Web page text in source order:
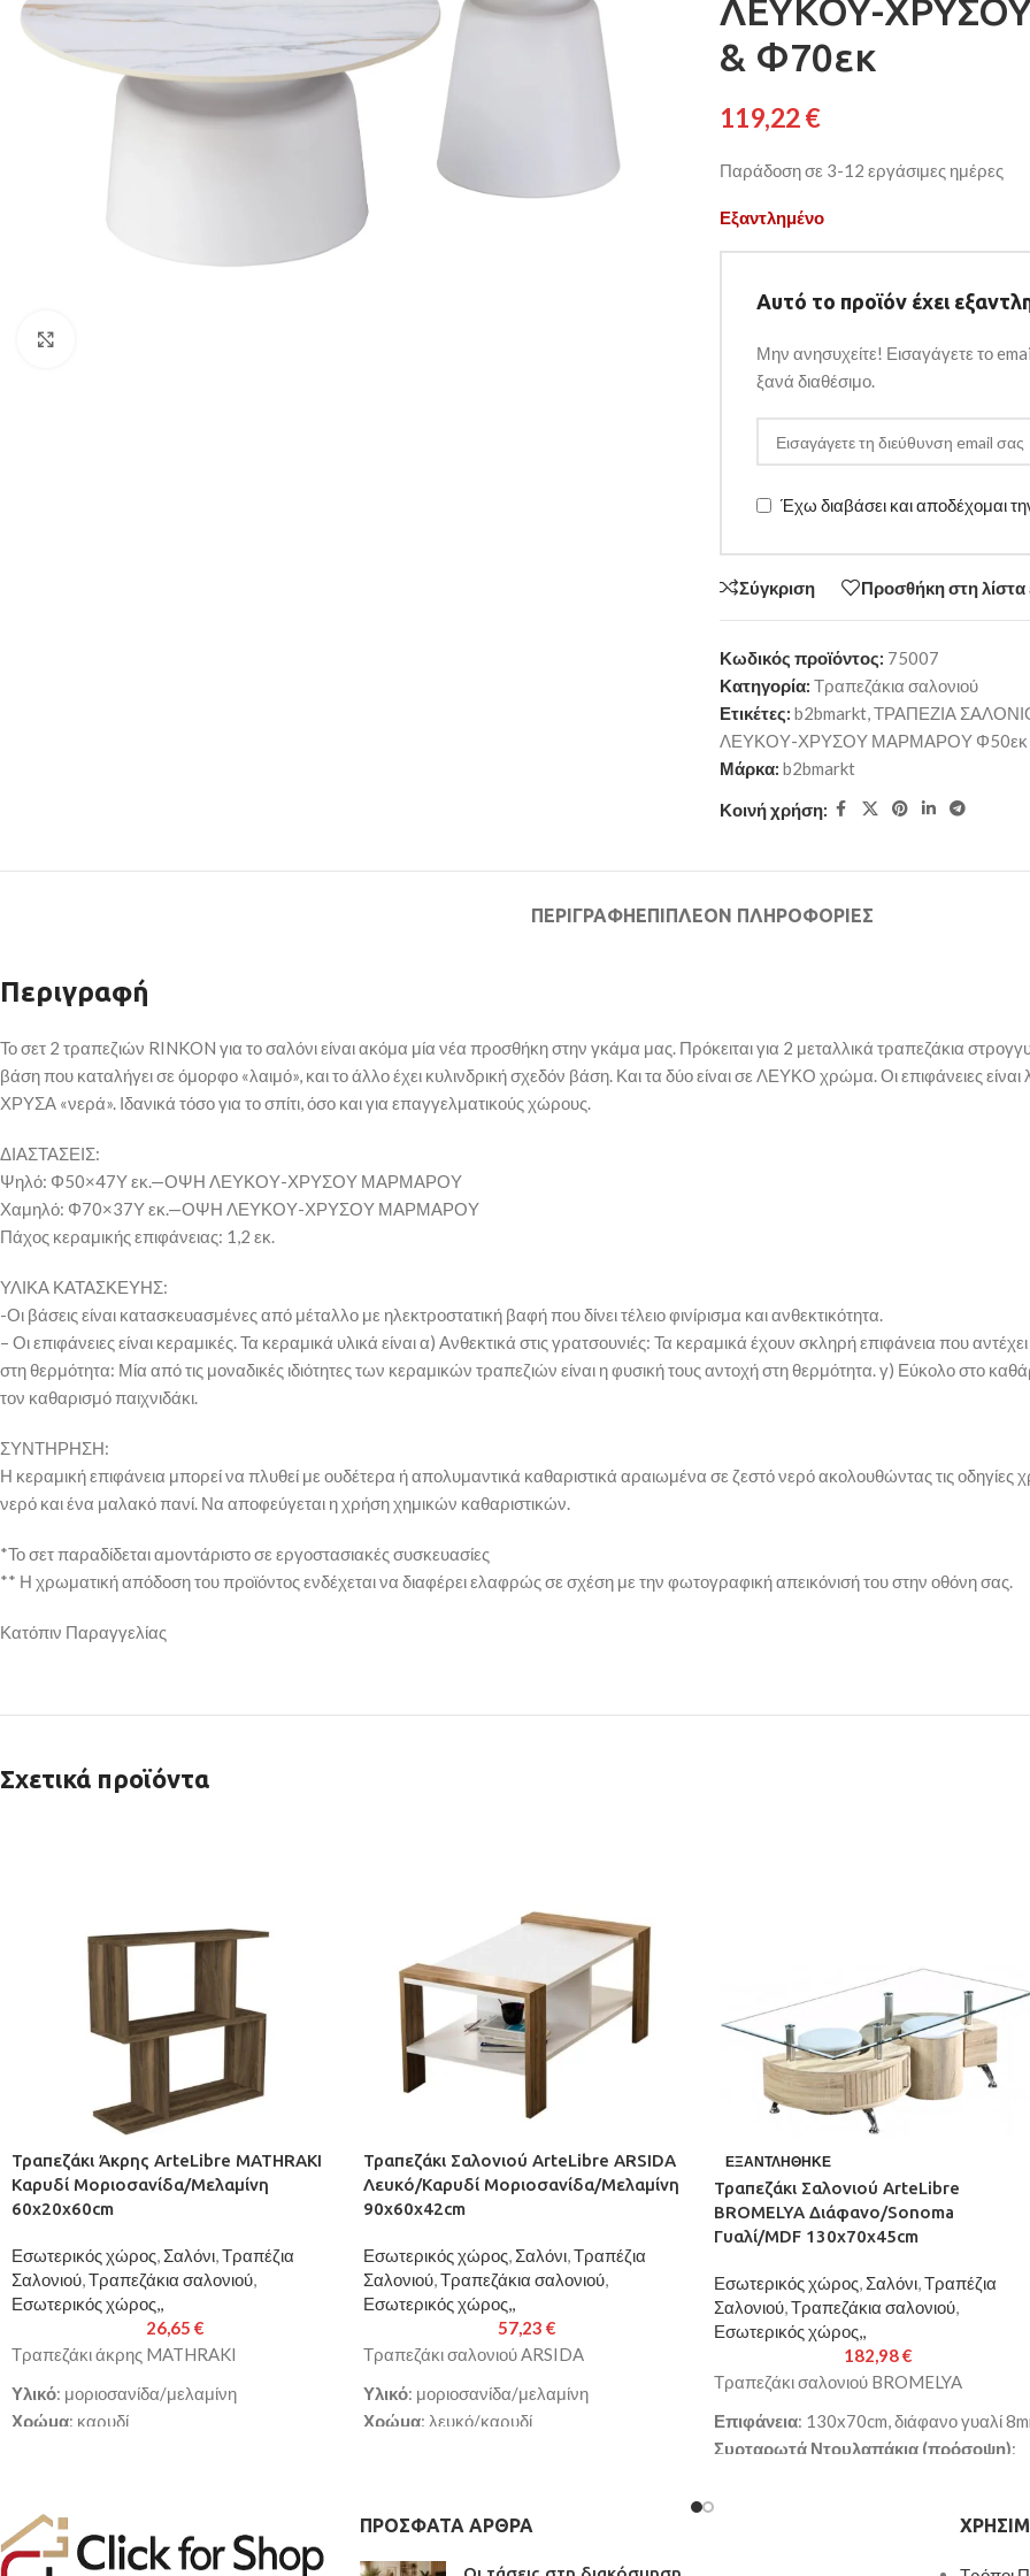
ΛΕΥΚΟΥ-
& Φ70εκ
119,22€
Παράδοση σε 3-12 εργάσιμες ημέρες
Εξαντλημένο
Αυτό το προϊόν έχει
Μην ανησυχείτε! Εισαγάγετε το
ξανά διαθέσιμο.
Έχω διαβάσει και αποδέχομαι
Σύγκριση Προσθήκη στη λίστα
Κωδικός προϊόντος: 75007
Κατηγορία: Τραπεζάκια σαλονιού
Ετικέτες: b2bmarkt,ΤΡΑΠΕΖΙΑ
ΛΕΥΚΟΥ-ΧΡΥΣΟΥ ΜΑΡΜΑΡΟΥ Φ50εκ
Μάρκα: b2bmarkt
Κοινή χρήση:
ΠΕΡΙΓΡΑΦΉΕΠΙΠΛΈΟΝ ΠΛΗΡΟΦΟΡΊΕΣ
Περιγραφή
Το σετ 2 τραπεζιών RINKON για το σαλόνι είναι ακόμα μία νέα προσθήκη στην γκάμα μας. Πρόκειται για 2 μεταλλικά τραπεζάκια
βάση που καταλήγει σε όμορφο «λαιμό», και το άλλο έχει κυλινδρική σχεδόν βάση. Και τα δύο είναι σε ΛΕΥΚΟ χρώμα. Οι επιφάνειες
ΧΡΥΣΑ «νερά». Ιδανικά τόσο για το σπίτι, όσο και για επαγγελματικούς χώρους.
ΔΙΑΣΤΑΣΕΙΣ:
Ψηλό: Φ50×47Υ εκ.—ΟΨΗ ΛΕΥΚΟΥ-ΧΡΥΣΟΥ ΜΑΡΜΑΡΟΥ
Χαμηλό: Φ70×37Υ εκ.—ΟΨΗ ΛΕΥΚΟΥ-ΧΡΥΣΟΥ ΜΑΡΜΑΡΟΥ
Πάχος κεραμικής επιφάνειας: 1,2 εκ.
ΥΛΙΚΑ ΚΑΤΑΣΚΕΥΗΣ:
-Οι βάσεις είναι κατασκευασμένες από μέταλλο με ηλεκτροστατική βαφή που δίνει τέλειο φινίρισμα και ανθεκτικότητα.
– Οι επιφάνειες είναι κεραμικές. Τα κεραμικά υλικά είναι α) Ανθεκτικά στις γρατσουνιές: Τα κεραμικά έχουν σκληρή επιφάνεια που
στη θερμότητα: Μία από τις μοναδικές ιδιότητες των κεραμικών τραπεζιών είναι η φυσική τους αντοχή στη θερμότητα. γ) Εύκολο στο
τον καθαρισμό παιχνιδάκι.
ΣΥΝΤΗΡΗΣΗ:
Η κεραμική επιφάνεια μπορεί να πλυθεί με ουδέτερα ή απολυμαντικά καθαριστικά αραιωμένα σε ζεστό νερό ακολουθώντας τις οδηγίες
νερό και ένα μαλακό πανί. Να αποφεύγεται η χρήση χημικών καθαριστικών.
*Το σετ παραδίδεται αμοντάριστο σε εργοστασιακές συσκευασίες
** Η χρωματική απόδοση του προϊόντος ενδέχεται να διαφέρει ελαφρώς σε σχέση με την φωτογραφική απεικόνισή του στην οθόνη σας.
Κατόπιν Παραγγελίας
Σχετικά προϊόντα
Τραπεζάκι Άκρης ArteLibre MATHRAKI
Καρυδί Μοριοσανίδα/Μελαμίνη
60x20x60cm
Εσωτερικός χώρος, Σαλόνι,Τραπέζια
Σαλονιού,Τραπεζάκια σαλονιού,
Εσωτερικός χώρος,,
26,65€
Τραπεζάκι άκρης MATHRAKI
Υλικό: μοριοσανίδα/μελαμίνη
Χρώμα: καρυδί
αντοχή στη φθορά και στο χρόνο
Παράγεται σύμφωνα με τα Ευρωπαϊκά
Τραπεζάκι Σαλονιού ArteLibre ARSIDA
Λευκό/Καρυδί Μοριοσανίδα/Μελαμίνη
90x60x42cm
Εσωτερικός χώρος, Σαλόνι,Τραπέζια
Σαλονιού,Τραπεζάκια σαλονιού,
Εσωτερικός χώρος,,
57,23 €
Τραπεζάκι σαλονιού ARSIDA
Υλικό: μοριοσανίδα/μελαμίνη
Χρώμα: λευκό/καρυδί
αντοχή στη φθορά και στο χρόνο
Παράγεται σύμφωνα με τα Ευρωπαϊκά
ΕΞΑΝΤΛΉΘΗΚΕ
Τραπεζάκι Σαλονιού ArteLibre
BROMELYA Διάφανο/Sonoma
Γυαλί/MDF 130x70x45cm
Εσωτερικός χώρος, Σαλόνι,Τραπέζια
Σαλονιού,Τραπεζάκια σαλονιού,
Εσωτερικός χώρος,,
182,98€
Τραπεζάκι σαλονιού BROMELYA
Επιφάνεια: 130x70cm, διάφανο γυαλί
Συρταρωτά Ντουλαπάκια (πρόσοψη):
ΠΡΌΣΦΑΤΑ ΆΡΘΡΑ